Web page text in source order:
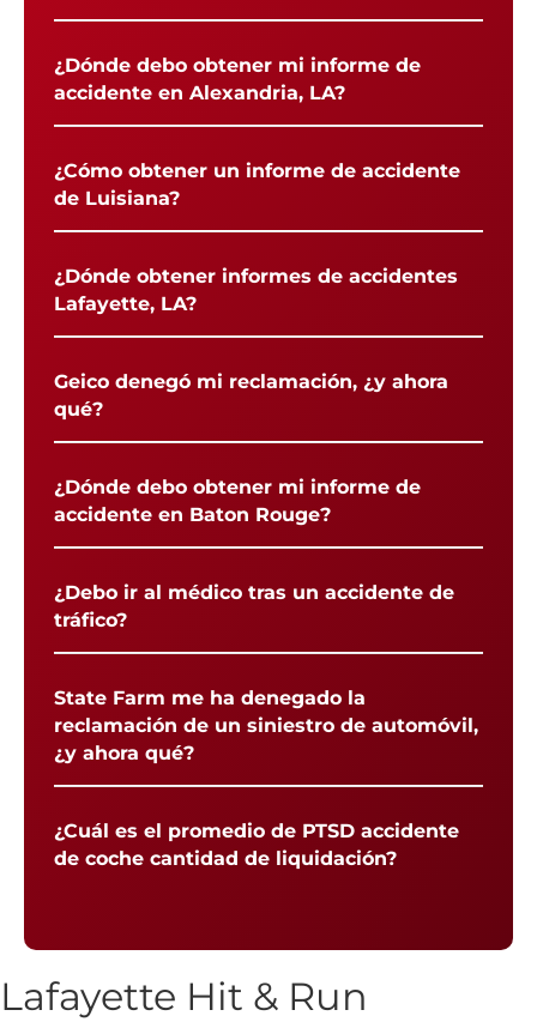
¿Dónde debo obtener mi informe de
accidente en Alexandria, LA?
¿Cómo obtener un informe de accidente
de Luisiana?
¿Dónde obtener informes de accidentes
Lafayette, LA?
Geico denegó mi reclamación, ¿y ahora
qué?
¿Dónde debo obtener mi informe de
accidente en Baton Rouge?
¿Debo ir al médico tras un accidente de
tráfico?
State Farm me ha denegado la
reclamación de un siniestro de automóvil,
¿y ahora qué?
¿Cuál es el promedio de PTSD accidente
de coche cantidad de liquidación?
Lafayette Hit & Run